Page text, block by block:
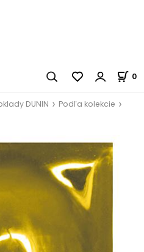
0
DUNIN
Podľa kolekcie